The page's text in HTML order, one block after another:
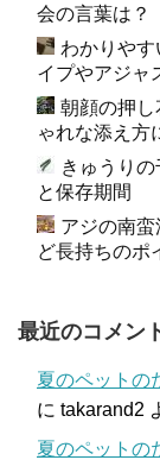
会の言葉は？
わかりや
イプやアジャ
朝顔の押し
ゃれな添え方
きゅうり
と保存期間
アジの南
ど長持ちのポ
最近のコメン
夏のペットの
に takarand2
夏のペットの